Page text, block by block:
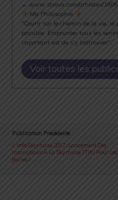
→ www.strava.com/athletes/
Ma Philosophie
"Courir sur le chemin de la vie,
possible. Emprunter tous les
important est de s’y (re)trouver".
Voir toutes les
Publication Précédente
Info Skyrhune 2017 : Lancement Des
Inscriptions À La Skyrhune TTIKI Pour Les
Jeunes !